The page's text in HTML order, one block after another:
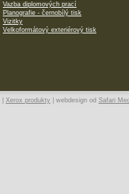
Vazba diplomových prací
Planografie - černobílý tisk
Vizitky
Velkoformátový exteriérový tisk
Xerox produkty | webdesign od Safari